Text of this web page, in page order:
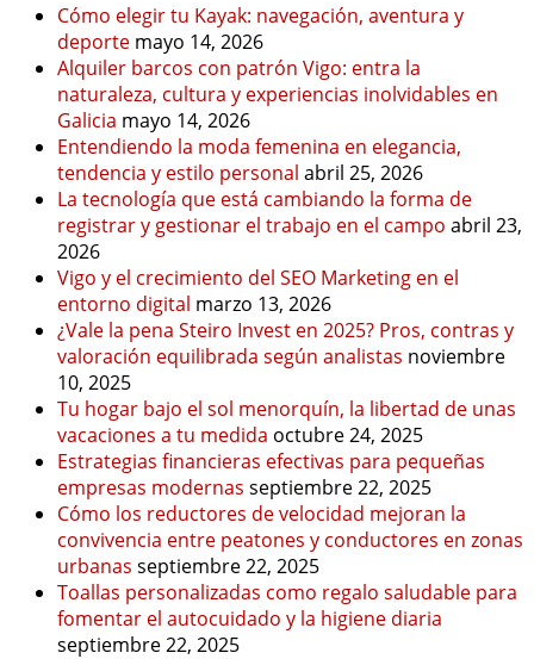
Cómo elegir tu Kayak: navegación, aventura y
deporte mayo 14, 2026
Alquiler barcos con patrón Vigo: entra la
naturaleza, cultura y experiencias inolvidables en
Galicia mayo 14, 2026
Entendiendo la moda femenina en elegancia,
tendencia y estilo personal abril 25, 2026
La tecnología que está cambiando la forma de
registrar y gestionar el trabajo en el campo abril 23,
2026
Vigo y el crecimiento del SEO Marketing en el
entorno digital marzo 13, 2026
¿Vale la pena Steiro Invest en 2025? Pros, contras y
valoración equilibrada según analistas noviembre
10, 2025
Tu hogar bajo el sol menorquín, la libertad de unas
vacaciones a tu medida octubre 24, 2025
Estrategias financieras efectivas para pequeñas
empresas modernas septiembre 22, 2025
Cómo los reductores de velocidad mejoran la
convivencia entre peatones y conductores en zonas
urbanas septiembre 22, 2025
Toallas personalizadas como regalo saludable para
fomentar el autocuidado y la higiene diaria
septiembre 22, 2025